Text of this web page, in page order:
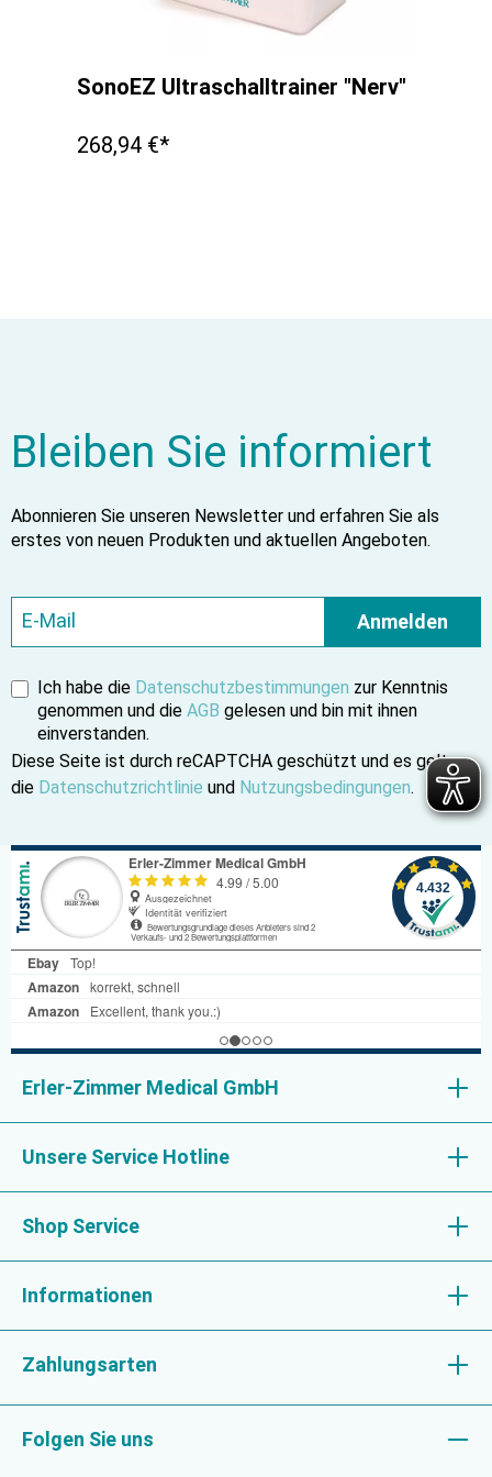
SonoEZ Ultraschalltrainer "Nerv"
268,94 €*
Bleiben Sie informiert
Abonnieren Sie unseren Newsletter und erfahren Sie als
erstes von neuen Produkten und aktuellen Angeboten.
Anmelden
Ich habe die Datenschutzbestimmungen zur Kenntnis
genommen und die AGB gelesen und bin mit ihnen
einverstanden.
Diese Seite ist durch reCAPTCHA geschützt und es gelten
die Datenschutzrichtlinie und Nutzungsbedingungen.
Erler-Zimmer Medical GmbH
Unsere Service Hotline
Shop Service
Informationen
Zahlungsarten
Folgen Sie uns